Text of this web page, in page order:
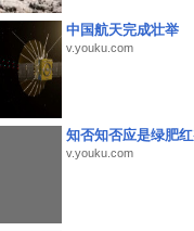
中国航天完成壮举
v.youku.com
知否知否应是绿肥
v.youku.com